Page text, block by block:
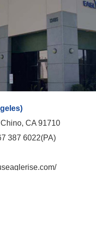
CA 91710
387 6022(PA)